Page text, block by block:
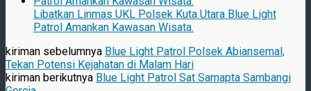
Libatkan Linmas UKL Polsek Kuta Utara Blue Light
Patrol Amankan Kawasan Wisata.
kiriman sebelumnya Blue Light Patrol Polsek Abiansemal,
Tekan Potensi Kejahatan di Malam Hari
kiriman berikutnya Blue Light Patrol Sat Samapta Sambangi